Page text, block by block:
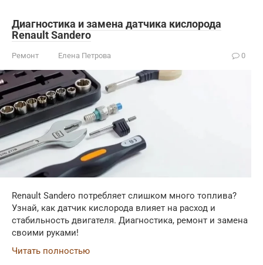
Диагностика и замена датчика кислорода
Renault Sandero
Ремонт Елена Петрова 0
Renault Sandero потребляет слишком много топлива?
Узнай, как датчик кислорода влияет на расход и
стабильность двигателя. Диагностика, ремонт и замена
своими руками!
Читать полностью